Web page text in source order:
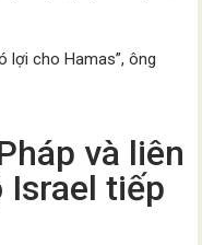
lợi cho Hamas”, ông
và liên
Israel tiếp